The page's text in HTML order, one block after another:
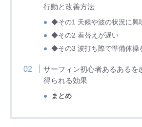
行動と改善方法
◆その1 天候や波の状況に興
◆その2 着替えが遅い
◆その3 波打ち際で準備体操
サーフィン初心者あるあるを
得られる効果
まとめ